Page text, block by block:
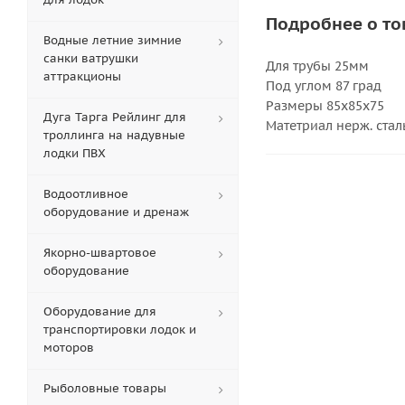
Подробнее о
Для трубы 25мм
Под углом 87 град
Размеры 85х85х75
Матетриал нерж.
Водные летние зимние
санки ватрушки
аттракционы
Дуга Тарга Рейлинг для
троллинга на надувные
лодки ПВХ
Водоотливное
оборудование и дренаж
Якорно-швартовое
оборудование
Оборудование для
транспортировки лодок и
моторов
Рыболовные товары